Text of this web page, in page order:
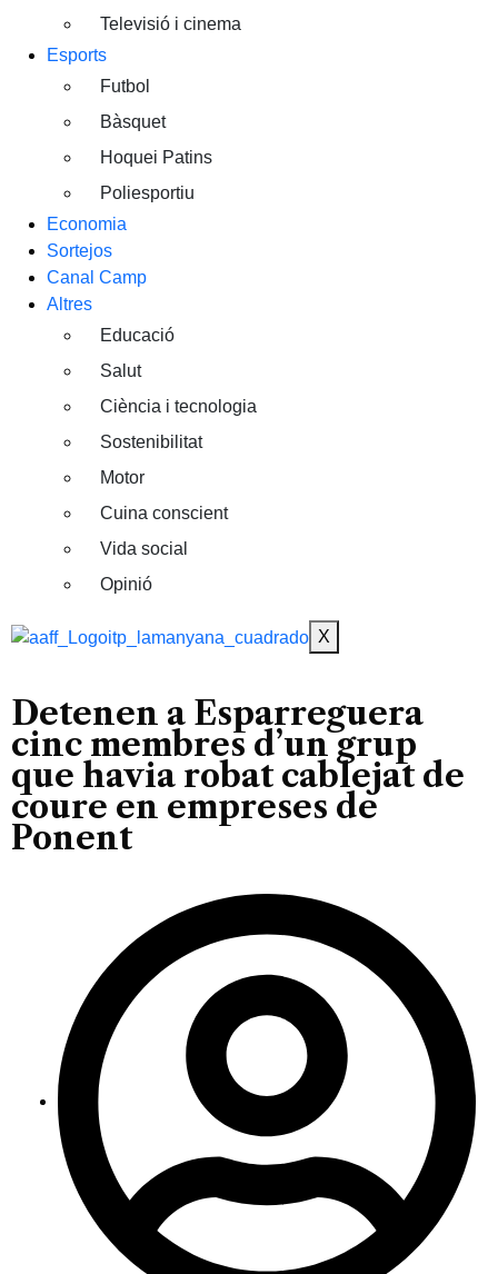
Televisió i cinema
Esports
Futbol
Bàsquet
Hoquei Patins
Poliesportiu
Economia
Sortejos
Canal Camp
Altres
Educació
Salut
Ciència i tecnologia
Sostenibilitat
Motor
Cuina conscient
Vida social
Opinió
X
Detenen a Esparreguera
cinc membres d’un grup
que havia robat cablejat de
coure en empreses de
Ponent